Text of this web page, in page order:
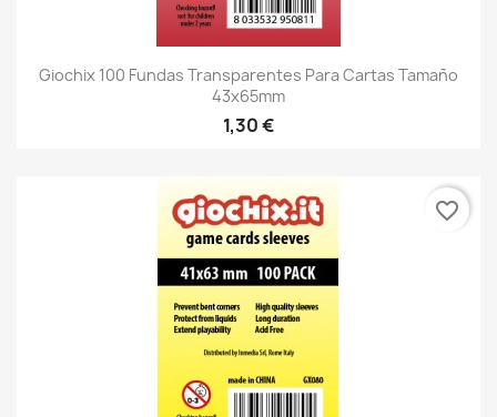
Giochix 100 Fundas Transparentes Para Cartas Tamaño
43x65mm
1,30 €
favorite_border